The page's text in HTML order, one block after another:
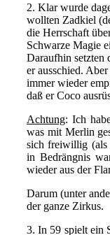
2. Klar wurde
wollten Zadkiel
die Herrschaft
Schwarze Magie
Daraufhin setzten
er ausschied.
immer wieder
daß er Coco
Achtung: Ich
was mit Merlin
sich freiwillig (als
in Bedrängnis
wieder aus der
Darum (unter
der ganze Zirkus.
3. In 59 spielt ein